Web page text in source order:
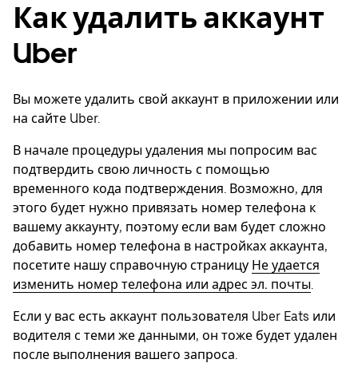
Как удалить аккаунт
Uber
Вы можете удалить свой аккаунт в приложении или
на сайте Uber.
В начале процедуры удаления мы попросим вас
подтвердить свою личность с помощью
временного кода подтверждения. Возможно, для
этого будет нужно привязать номер телефона к
вашему аккаунту, поэтому если вам будет сложно
добавить номер телефона в настройках аккаунта,
посетите нашу справочную страницу Не удается
изменить номер телефона или адрес эл. почты.
Если у вас есть аккаунт пользователя Uber Eats или
водителя с теми же данными, он тоже будет удален
после выполнения вашего запроса.